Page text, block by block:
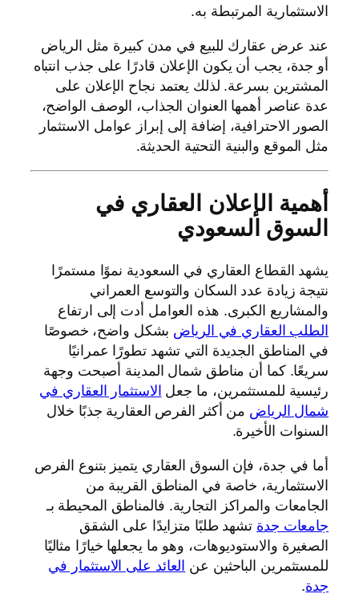
الاستثمارية المرتبطة به.
عند عرض عقارك للبيع في مدن كبيرة مثل الرياض
أو جدة، يجب أن يكون الإعلان قادرًا على جذب انتباه
المشترين بسرعة. لذلك يعتمد نجاح الإعلان على
عدة عناصر أهمها العنوان الجذاب، الوصف الواضح،
الصور الاحترافية، إضافة إلى إبراز عوامل الاستثمار
مثل الموقع والبنية التحتية الحديثة.
أهمية الإعلان العقاري في
السوق السعودي
يشهد القطاع العقاري في السعودية نموًا مستمرًا
نتيجة زيادة عدد السكان والتوسع العمراني
والمشاريع الكبرى. هذه العوامل أدت إلى ارتفاع
الطلب العقاري في الرياض بشكل واضح، خصوصًا
في المناطق الجديدة التي تشهد تطورًا عمرانيًا
سريعًا. كما أن مناطق شمال المدينة أصبحت وجهة
رئيسية للمستثمرين، ما جعل الاستثمار العقاري في
شمال الرياض من أكثر الفرص العقارية جذبًا خلال
السنوات الأخيرة.
أما في جدة، فإن السوق العقاري يتميز بتنوع الفرص
الاستثمارية، خاصة في المناطق القريبة من
الجامعات والمراكز التجارية. فالمناطق المحيطة بـ
جامعات جدة تشهد طلبًا متزايدًا على الشقق
الصغيرة والاستوديوهات، وهو ما يجعلها خيارًا مثاليًا
للمستثمرين الباحثين عن العائد على الاستثمار في
جدة.